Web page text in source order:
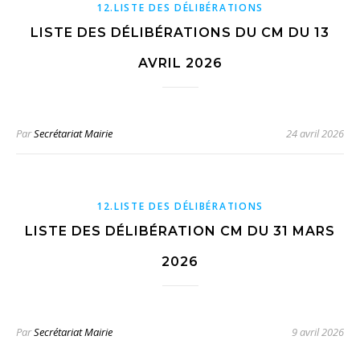
12.LISTE DES DÉLIBÉRATIONS
LISTE DES DÉLIBÉRATIONS DU CM DU 13
AVRIL 2026
ParSecrétariat Mairie 24 avril 2026
12.LISTE DES DÉLIBÉRATIONS
LISTE DES DÉLIBÉRATION CM DU 31 MARS
2026
ParSecrétariat Mairie 9 avril 2026